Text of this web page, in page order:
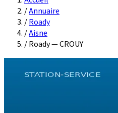
/Annuaire
/Roady
/Aisne
/Roady — CROUY